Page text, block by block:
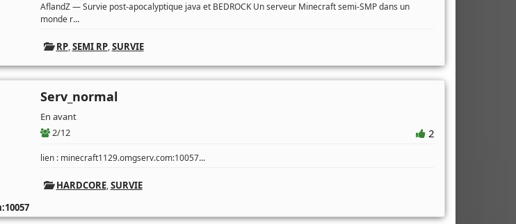
AflandZ — Survie post-apocalyptique java et BEDROCK Un serveur Minecraft semi-SMP dans un
monde r...
RP,SEMI RP,SURVIE
Serv_normal
En avant
2/12
2
lien : minecraft1129.omgserv.com:10057...
HARDCORE,SURVIE